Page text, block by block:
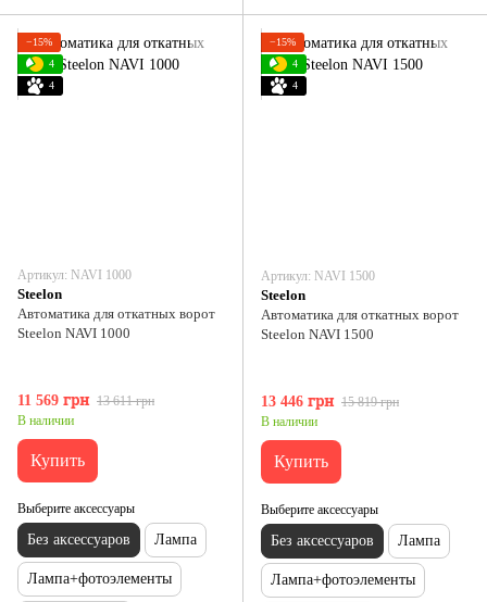
−15%
4
4
Артикул: NAVI 1000
Steelon
Автоматика для откатных ворот
Steelon NAVI 1000
11 569 грн 13 611 грн
В наличии
Купить
Выберите аксессуары
Без аксессуаров Лампа
Лампа+фотоэлементы
−15%
4
4
Артикул: NAVI 1500
Steelon
Автоматика для откатных ворот
Steelon NAVI 1500
13 446 грн 15 819 грн
В наличии
Купить
Выберите аксессуары
Без аксессуаров Лампа
Лампа+фотоэлементы